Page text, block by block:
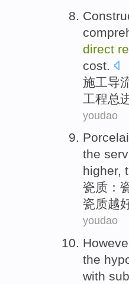
direct
cost
施工导
工程总
youdao
the
higher,
瓷质 ：
瓷质越
youdao
the
with